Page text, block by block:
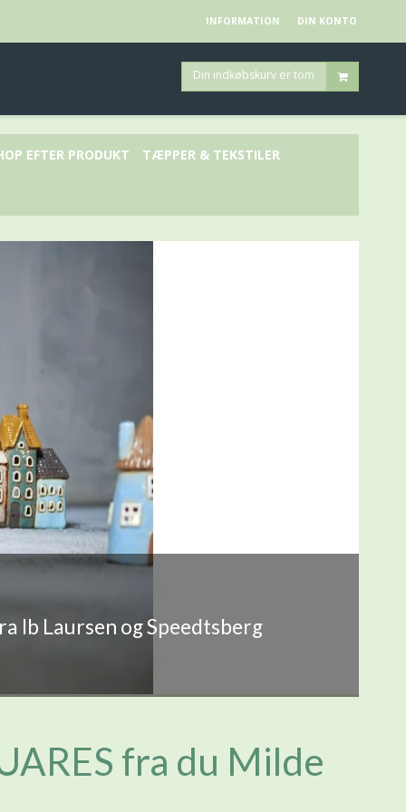
INFORMATION DIN KONTO
Din indkøbskurv er tom
EFTER PRODUKT TÆPPER & TEKSTILER
Ib Laursen og Speedtsberg
fra du Milde